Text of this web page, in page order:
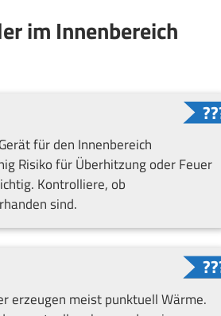
im Innenbereich
für den Innenbereich
Risiko für Überhitzung oder Feuer
Kontrolliere, ob
sind.
erzeugen meist punktuell Wärme.